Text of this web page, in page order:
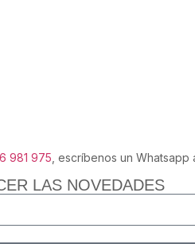
981 975 , escríbenos un Whatsapp
LAS NOVEDADES